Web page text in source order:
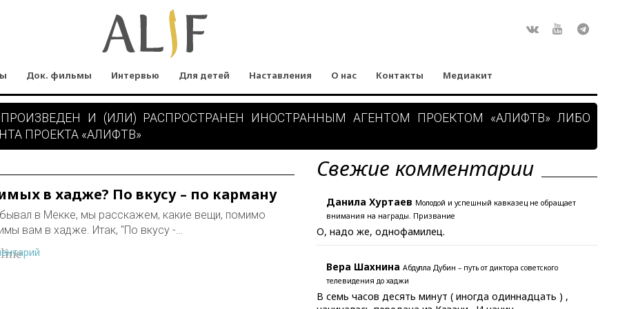
Док. фильмы Интервью Для детей Наставления О нас Контакты Медиакит
И (ИЛИ) РАСПРОСТРАНЕН ИНОСТРАННЫМ АГЕНТОМ ПРОЕКТОМ «АЛИФТВ» ЛИБО
ПРОЕКТА «АЛИФТВ»
в хадже? По вкусу – по карману
в Мекке, мы расскажем, какие вещи, помимо
вам в хадже. Итак, "По вкусу -…
Свежие комментарии
Данила Хуртаев Молодой и успешный кавказец не обращает
внимания на награды. Призвание
О, надо же, однофамилец.
Вера Шахнина Абдулла Дубин – путь от диктора советского
телевидения до хаджи
В семь часов десять минут ( иногда одиннадцать ) ,